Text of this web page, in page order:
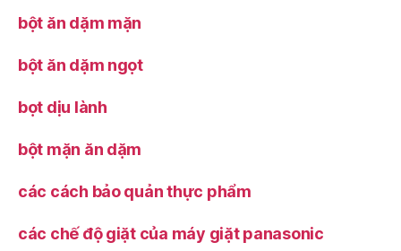
bột ăn dặm mặn
bột ăn dặm ngọt
bọt dịu lành
bột mặn ăn dặm
các cách bảo quản thực phẩm
các chế độ giặt của máy giặt panasonic